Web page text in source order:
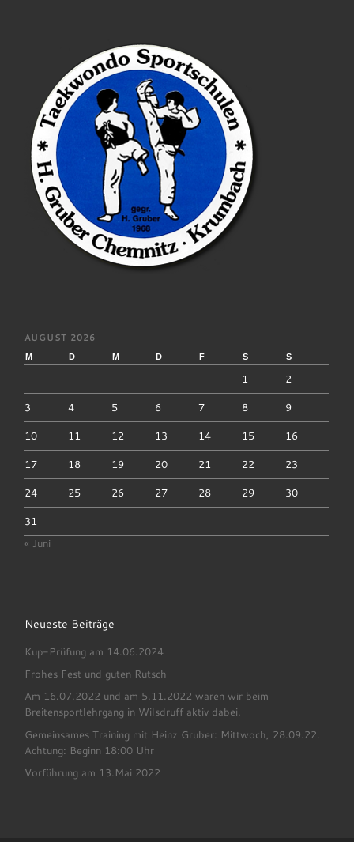
AUGUST 2026
M D M D F S S
1
2
3
4 5 6 7 8
9
10
11 12 13 14 15
16
17
18 19 20 21 22
23
24
25 26 27 28 29
30
31
« Juni
Neueste Beiträge
Kup-Prüfung am 14.06.2024
Frohes Fest und guten Rutsch
Am 16.07.2022 und am 5.11.2022 waren wir beim
Breitensportlehrgang in Wilsdruff aktiv dabei.
Gemeinsames Training mit Heinz Gruber: Mittwoch, 28.09.22.
Achtung: Beginn 18:00 Uhr
Vorführung am 13.Mai 2022